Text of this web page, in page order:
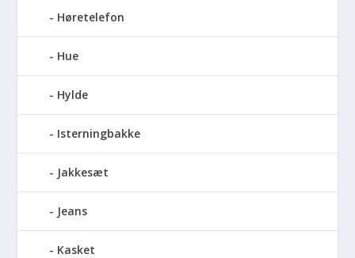
Høretelefon
Hue
Hylde
Isterningbakke
Jakkesæt
Jeans
Kasket